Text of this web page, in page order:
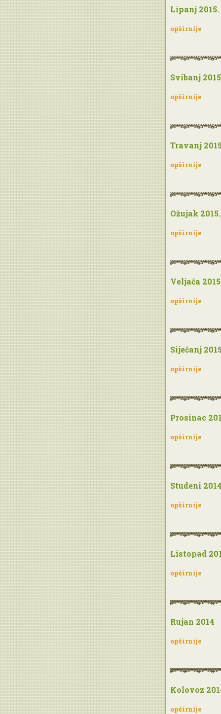
Lipanj 2015.
opširnije
Svibanj
opširnije
Travanj
opširnije
Ožujak 2015.
opširnije
Veljača 2015
opširnije
Siječanj
opširnije
Prosinac
opširnije
Studeni
opširnije
Listopad
opširnije
Rujan 2014
opširnije
Kolovoz
opširnije